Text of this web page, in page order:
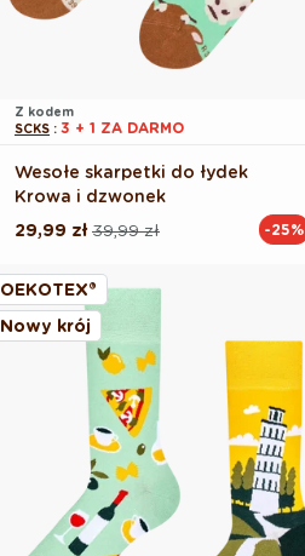
Z kodem
SCKS : 3 + 1 ZA DARMO
Wesołe skarpetki do łydek
Krowa i dzwonek
Cena
39,99 zł
Cena
29,99 zł -25%
OEKOTEX®
Nowy krój